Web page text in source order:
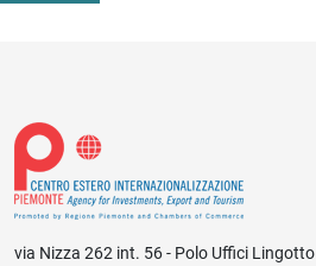
via Nizza 262 int. 56 - Polo Uffici Lingotto